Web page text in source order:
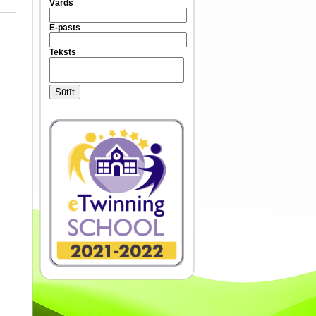
Vārds
E-pasts
Teksts
Sūtīt